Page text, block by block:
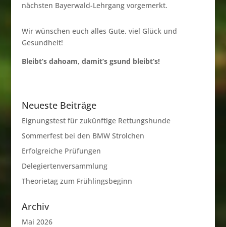
nächsten Bayerwald-Lehrgang vorgemerkt.
Wir wünschen euch alles Gute, viel Glück und
Gesundheit!
Bleibt’s dahoam, damit’s gsund bleibt’s!
Neueste Beiträge
Eignungstest für zukünftige Rettungshunde
Sommerfest bei den BMW Strolchen
Erfolgreiche Prüfungen
Delegiertenversammlung
Theorietag zum Frühlingsbeginn
Archiv
Mai 2026